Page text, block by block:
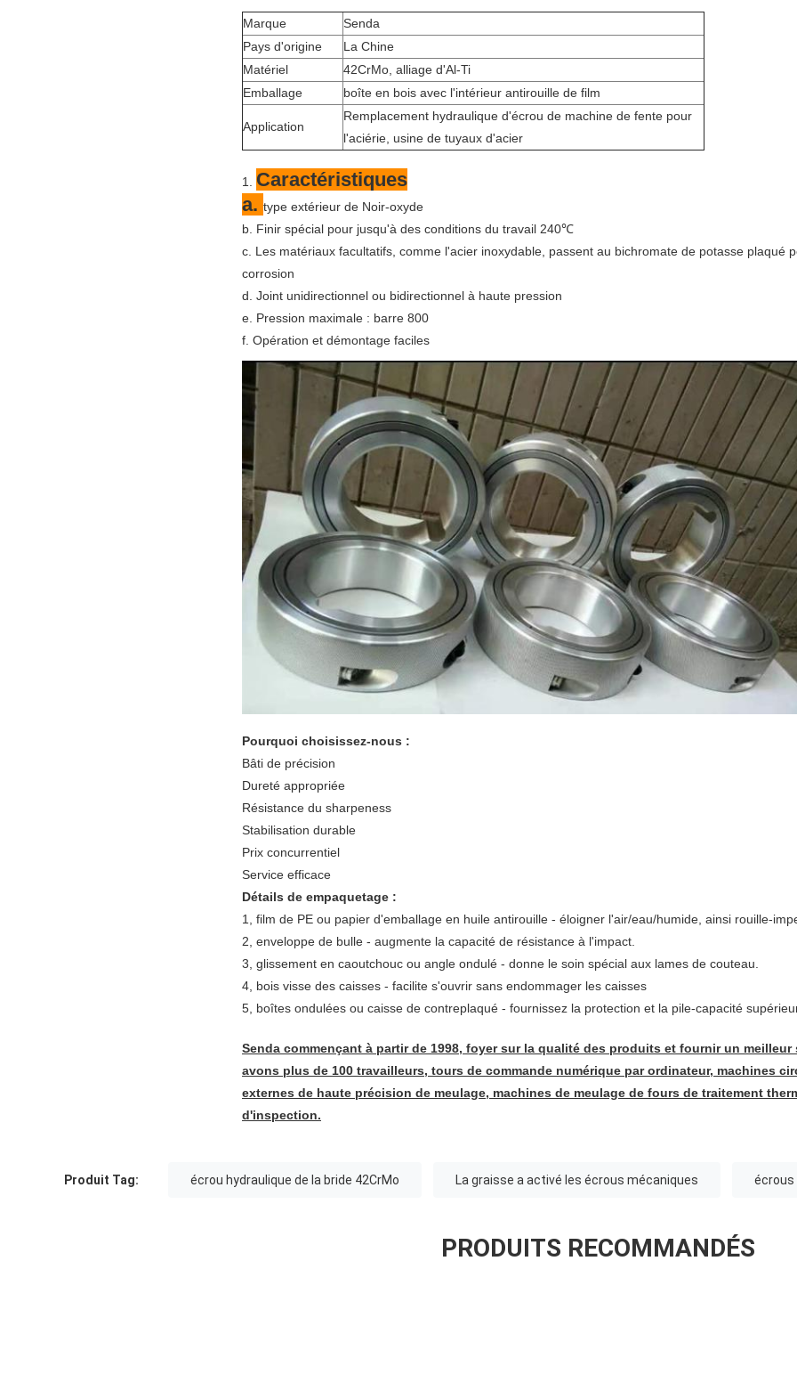
Marque
Senda
Pays d'origine
La Chine
Matériel
42CrMo, alliage d'Al-Ti
Emballage
boîte en bois avec l'intérieur antirouille de film
Application
Remplacement hydraulique d'écrou de machine de fente pour
l'aciérie, usine de tuyaux d'acier
1. Caractéristiques
a. type extérieur de Noir-oxyde
b. Finir spécial pour jusqu'à des conditions du travail 240℃
c. Les matériaux facultatifs, comme l'acier inoxydable, passent au bichromate de potasse plaqué
corrosion
d. Joint unidirectionnel ou bidirectionnel à haute pression
e. Pression maximale : barre 800
f. Opération et démontage faciles
Pourquoi choisissez-nous :
Bâti de précision
Dureté appropriée
Résistance du sharpeness
Stabilisation durable
Prix concurrentiel
Service efficace
Détails de empaquetage :
1, film de PE ou papier d'emballage en huile antirouille - éloigner l'air/eau/humide, ainsi rouille-
2, enveloppe de bulle - augmente la capacité de résistance à l'impact.
3, glissement en caoutchouc ou angle ondulé - donne le soin spécial aux lames de couteau.
4, bois visse des caisses - facilite s'ouvrir sans endommager les caisses
5, boîtes ondulées ou caisse de contreplaqué - fournissez la protection et la pile-capacité
Senda commençant à partir de 1998, foyer sur la qualité des produits et fournir un
avons plus de 100 travailleurs, tours de commande numérique par ordinateur, machines
externes de haute précision de meulage, machines de meulage de fours de traitement
d'inspection.
Produit Tag: écrou hydraulique de la bride 42CrMo La graisse a activé les écrous mécaniques écrous
PRODUITS RECOMMANDÉS